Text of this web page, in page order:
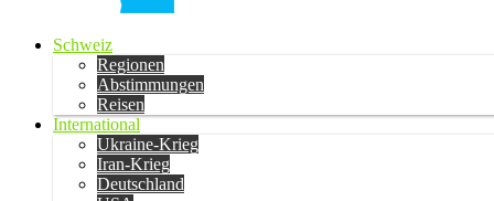
Schweiz
Regionen
Abstimmungen
Reisen
International
Ukraine-Krieg
Iran-Krieg
Deutschland